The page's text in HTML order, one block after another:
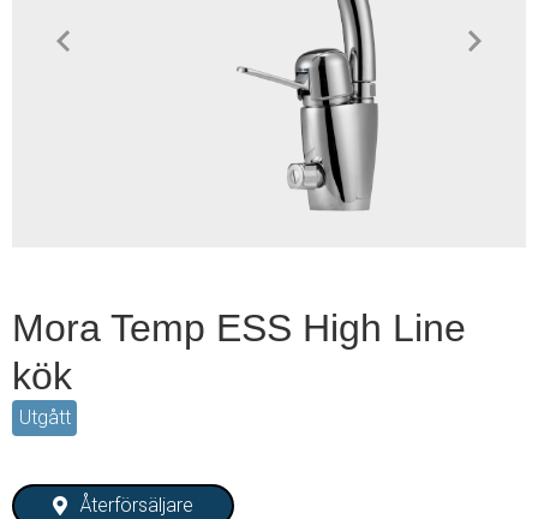
Mora Temp ESS High Line
kök
Utgått
Återförsäljare